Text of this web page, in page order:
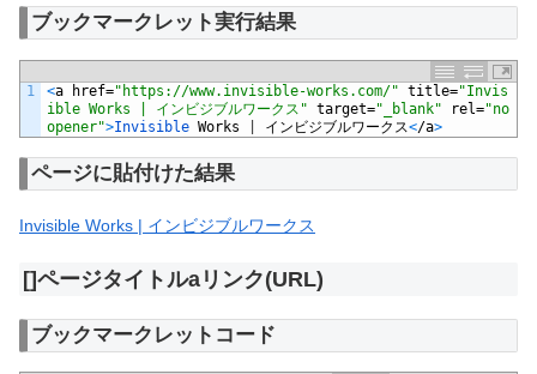
ブックマークレット実行結果
1 <a href="https://www.invisible-works.com/" title="Invis
ible Works | インビジブルワークス" target="_blank" rel="no
opener">Invisible Works インビジブルワークス</a>
ページに貼付けた結果
Invisible Works | インビジブルワークス
[]ページタイトルaリンク(URL)
ブックマークレットコード